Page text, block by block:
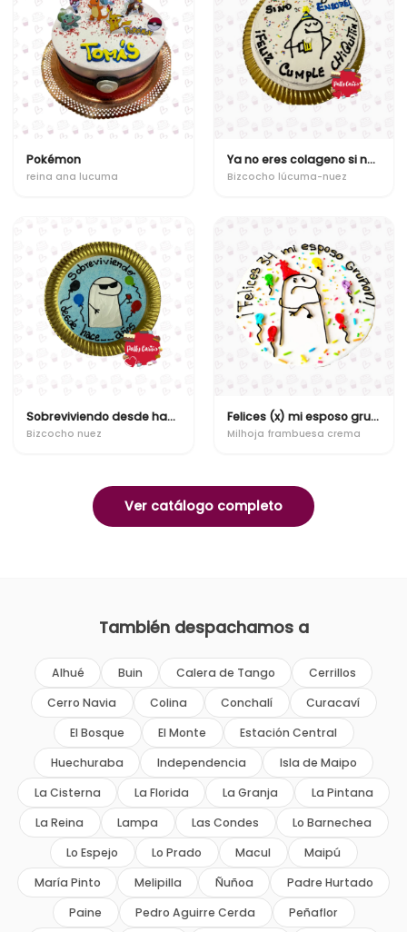
Pokémon
reina ana lucuma
Ya no eres colageno si no ensure!
Bizcocho lúcuma-nuez
Sobreviviendo desde hace 'x' años
Bizcocho nuez
Felices (x) mi esposo gruñon
Milhoja frambuesa crema
Ver catálogo completo
También despachamos a
Alhué Buin Calera de Tango
Cerrillos
Cerro Navia
Colina Conchalí
Curacaví
El Bosque
El Monte
Estación Central
Huechuraba
Independencia
Isla de Maipo
La Cisterna
La Florida La Granja
La Pintana
La Reina
Lampa Las Condes
Lo Barnechea
Lo Espejo
Lo Prado Macul
Maipú
María Pinto
Melipilla Ñuñoa
Padre Hurtado
Paine
Pedro Aguirre Cerda Peñaflor